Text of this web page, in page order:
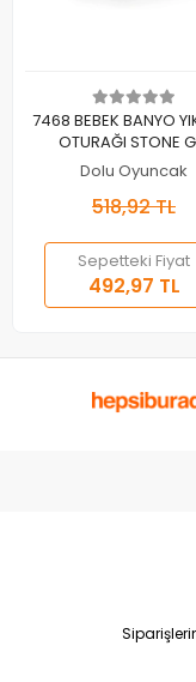
Sepete Ekle
7468 BEBEK BANYO
OTURAĞI STONE
Dolu Oyuncak
518,92 TL
Sepetteki Fiyat
492,97 TL